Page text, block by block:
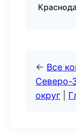
← Все
Северо-
округ